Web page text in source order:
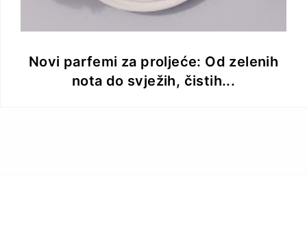
Novi parfemi za proljeće: Od zelenih
nota do svježih, čistih...